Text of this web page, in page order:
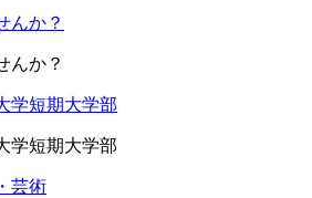
んか？
んか？
学短期大学部
学短期大学部
芸術